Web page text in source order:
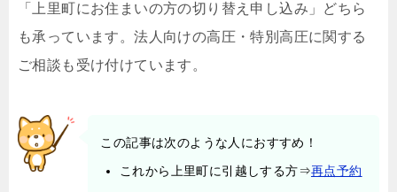
「上里町にお住まいの方の切り替え申し込み」どちら
も承っています。法人向けの高圧・特別高圧に関する
ご相談も受け付けています。
この記事は次のような人におすすめ！
これから上里町に引越しする方⇒再点予約